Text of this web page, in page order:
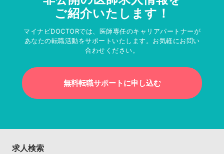
ご紹介いたします！
マイナビDOCTORでは、医師専任のキャリアパートナーが
あなたの転職活動をサポートいたします。お気軽にお問い
合わせください。
無料転職サポートに申し込む
求人検索